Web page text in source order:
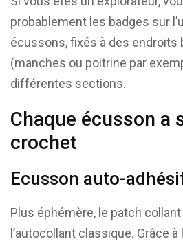
probablement les badges sur
écussons, fixés à des endroits
(manches ou poitrine par
différentes sections.
Chaque écusson a
crochet
Ecusson auto-
Plus éphémère, le patch
l’autocollant classique. Grâce